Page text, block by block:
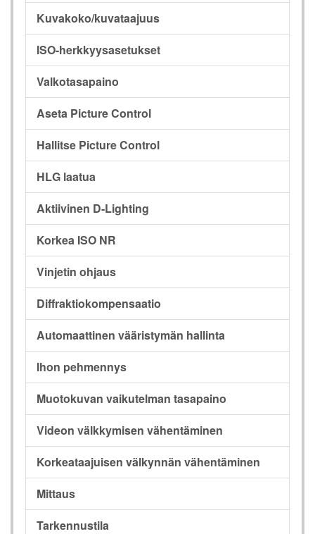
Kuvakoko/kuvataajuus
ISO-herkkyysasetukset
Valkotasapaino
Aseta Picture Control
Hallitse Picture Control
HLG laatua
Aktiivinen D-Lighting
Korkea ISO NR
Vinjetin ohjaus
Diffraktiokompensaatio
Automaattinen vääristymän hallinta
Ihon pehmennys
Muotokuvan vaikutelman tasapaino
Videon välkkymisen vähentäminen
Korkeataajuisen välkynnän vähentäminen
Mittaus
Tarkennustila